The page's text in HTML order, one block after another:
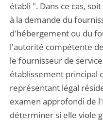
établi ". Dans ce cas,
à la demande du
d'hébergement ou du
l'autorité compétente
le fournisseur de
établissement principal
représentant légal
examen approfondi de
déterminer si elle viole